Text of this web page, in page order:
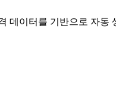
데이터를 기반으로 자